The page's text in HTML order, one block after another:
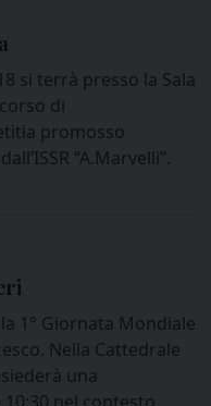
si terrà presso la Sala
di
promosso
“A.Marvelli”.
1° Giornata Mondiale
Nella Cattedrale
una